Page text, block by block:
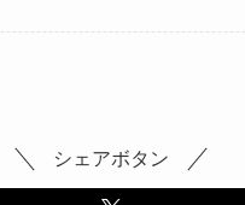
シェアボタン